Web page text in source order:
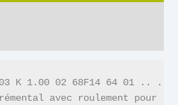
03 K 1.00 02 68F14 64 01 .. ..
avec roulement pour